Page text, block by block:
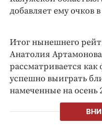
добавляет ему очков
Итог нынешнего
Анатолия
рассматривается как
успешно выиграть
намеченные на осень